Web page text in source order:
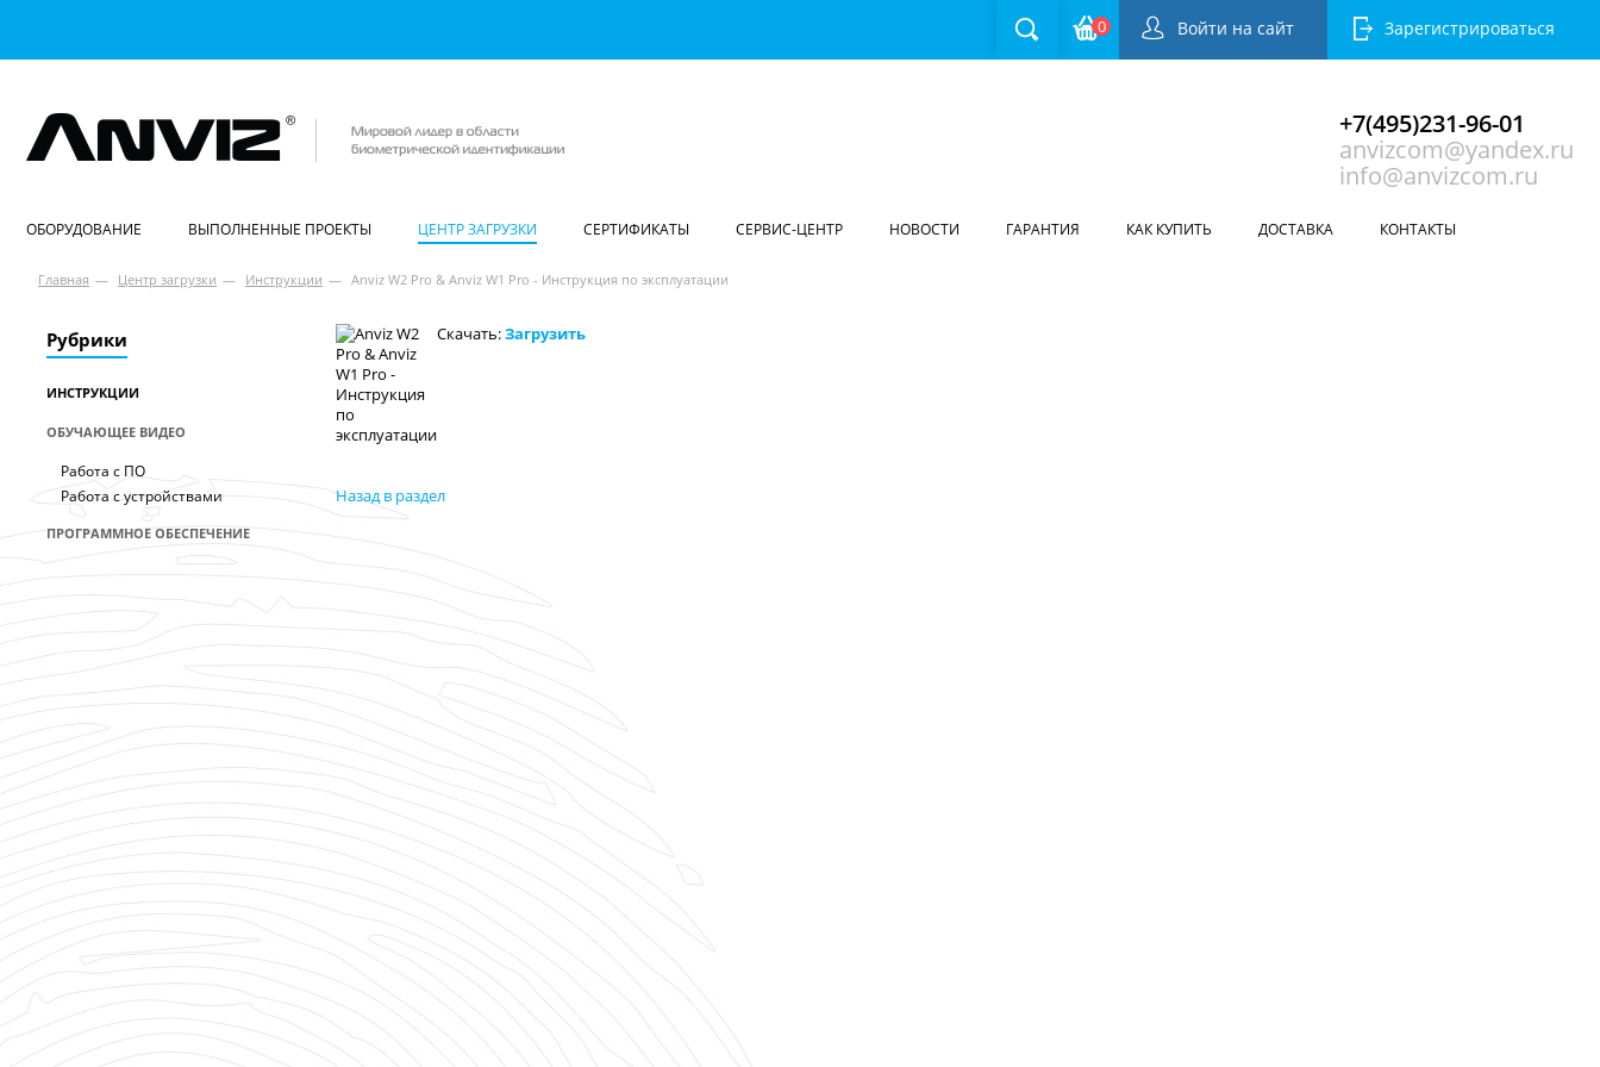
0 Войти на сайт Зарегистрироваться
ОБОРУДОВАНИЕ ВЫПОЛНЕННЫЕ ПРОЕКТЫ ЦЕНТР ЗАГРУЗКИ СЕРТИФИКАТЫ СЕРВИС-ЦЕНТР НОВОСТИ ГАРАНТИЯ КАК КУПИТЬ ДОСТАВКА КОНТАКТЫ
+7(495)231-96-01
anvizcom@yandex.ru
info@anvizcom.ru
Главная — Центр загрузки — Инструкции — Anviz W2 Pro & Anviz W1 Pro - Инструкция по эксплуатации
Рубрики
ИНСТРУКЦИИ
ОБУЧАЮЩЕЕ ВИДЕО
Работа с ПО
Работа с устройствами
ПРОГРАММНОЕ ОБЕСПЕЧЕНИЕ
Скачать:Загрузить
Назад в раздел